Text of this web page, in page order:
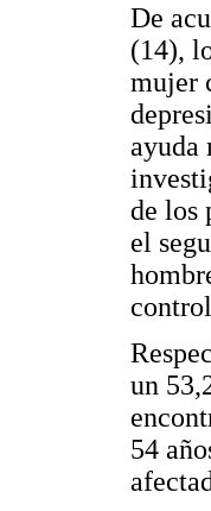
De
(14),
mujer
ayuda
de los
el
un
54